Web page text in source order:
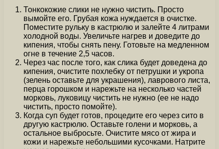
Тонкокожие слики не нужно чистить. Просто
вымойте его. Грубая кожа нуждается в очистке.
Поместите рульку в кастрюлю и залейте 4 литрами
холодной воды. Увеличьте нагрев и доведите до
кипения, чтобы снять пену. Готовьте на медленном
огне в течение 2,5 часов.
Через час после того, как слика будет доведена до
кипения, очистите похлебку от петрушки и укропа
(зелень оставьте для украшения), лаврового листа,
перца горошком и нарежьте на несколько частей
морковь, луковицу чистить не нужно (ее не надо
чистить, просто помойте).
Когда суп будет готов, процедите его через сито в
другую кастрюлю. Оставьте голени и морковь, а
остальное выбросьте. Очистите мясо от жира и
кожи и нарежьте небольшими кусочками. Натрите